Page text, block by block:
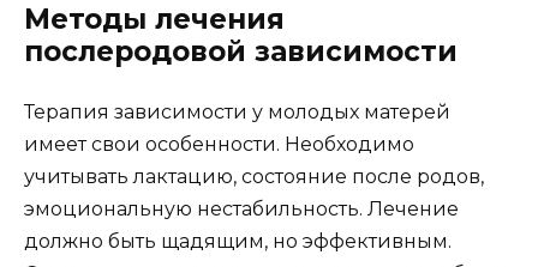
Методы лечения
послеродовой зависимости
Терапия зависимости у молодых матерей
имеет свои особенности. Необходимо
учитывать лактацию, состояние после родов,
эмоциональную нестабильность. Лечение
должно быть щадящим, но эффективным.